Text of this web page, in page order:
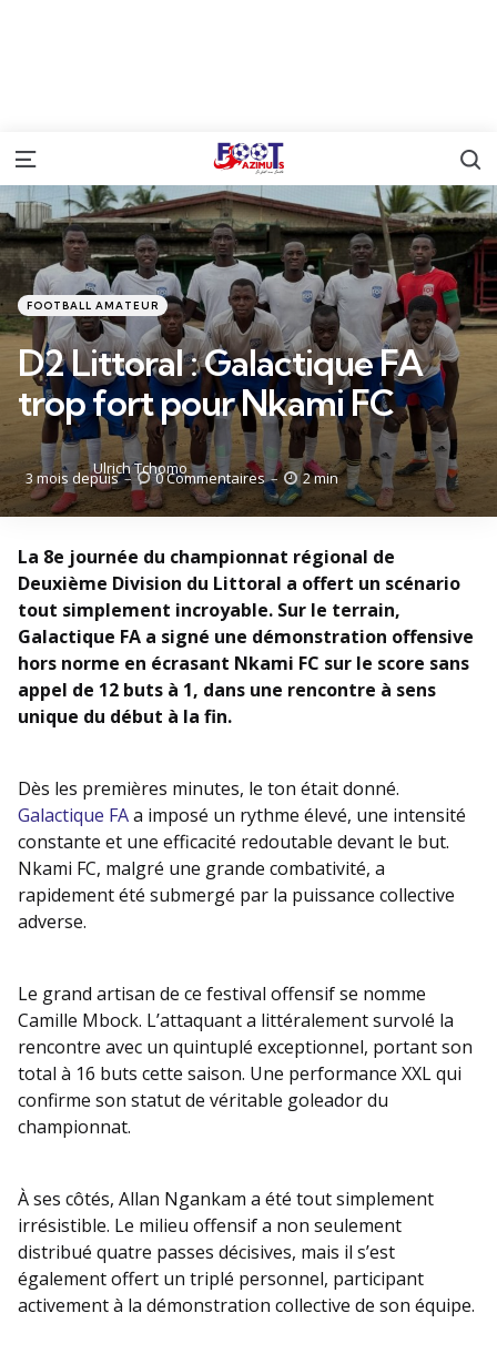
Menu
Catégories
Posté
dans
FOOTBALL AMATEUR
D2 Littoral : Galactique FA
trop fort pour Nkami FC
Posté
par
Ulrich Tchomo
3 mois depuis 0Commentaires 2 min
La 8e journée du championnat régional de
Deuxième Division du Littoral a offert un scénario
tout simplement incroyable. Sur le terrain,
Galactique FA a signé une démonstration offensive
hors norme en écrasant Nkami FC sur le score sans
appel de 12 buts à 1, dans une rencontre à sens
unique du début à la fin.
Dès les premières minutes, le ton était donné.
Galactique FAa imposé un rythme élevé, une intensité
constante et une efficacité redoutable devant le but.
Nkami FC, malgré une grande combativité, a
rapidement été submergé par la puissance collective
adverse.
Le grand artisan de ce festival offensif se nomme
Camille Mbock. L’attaquant a littéralement survolé la
rencontre avec un quintuplé exceptionnel, portant son
total à 16 buts cette saison. Une performance XXL qui
confirme son statut de véritable goleador du
championnat.
À ses côtés, Allan Ngankam a été tout simplement
irrésistible. Le milieu offensif a non seulement
distribué quatre passes décisives, mais il s’est
également offert un triplé personnel, participant
activement à la démonstration collective de son équipe.